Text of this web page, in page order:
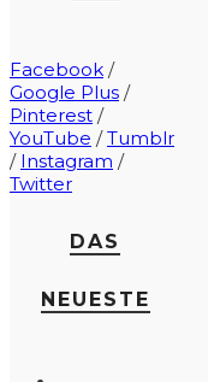
Facebook /
Google Plus /
Pinterest /
YouTube /Tumblr
/ Instagram /
Twitter
DAS
NEUESTE